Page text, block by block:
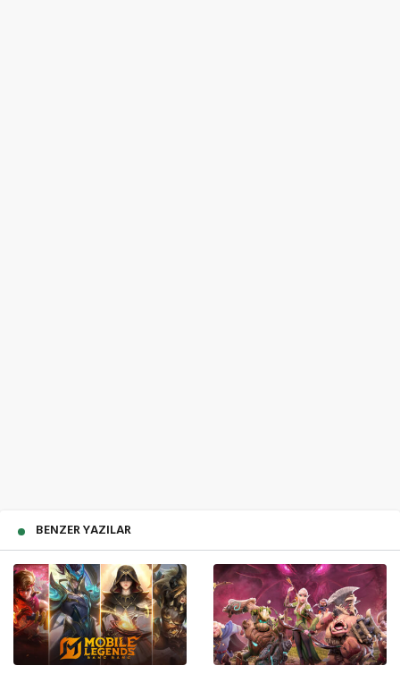
BENZER YAZILAR